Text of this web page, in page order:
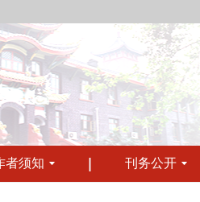
者须知 刊务公开